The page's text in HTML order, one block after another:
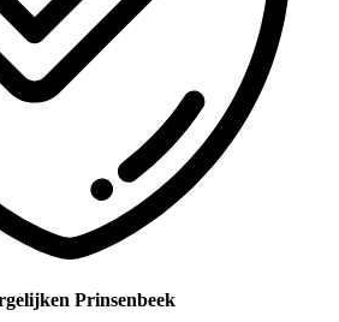
Prinsenbeek